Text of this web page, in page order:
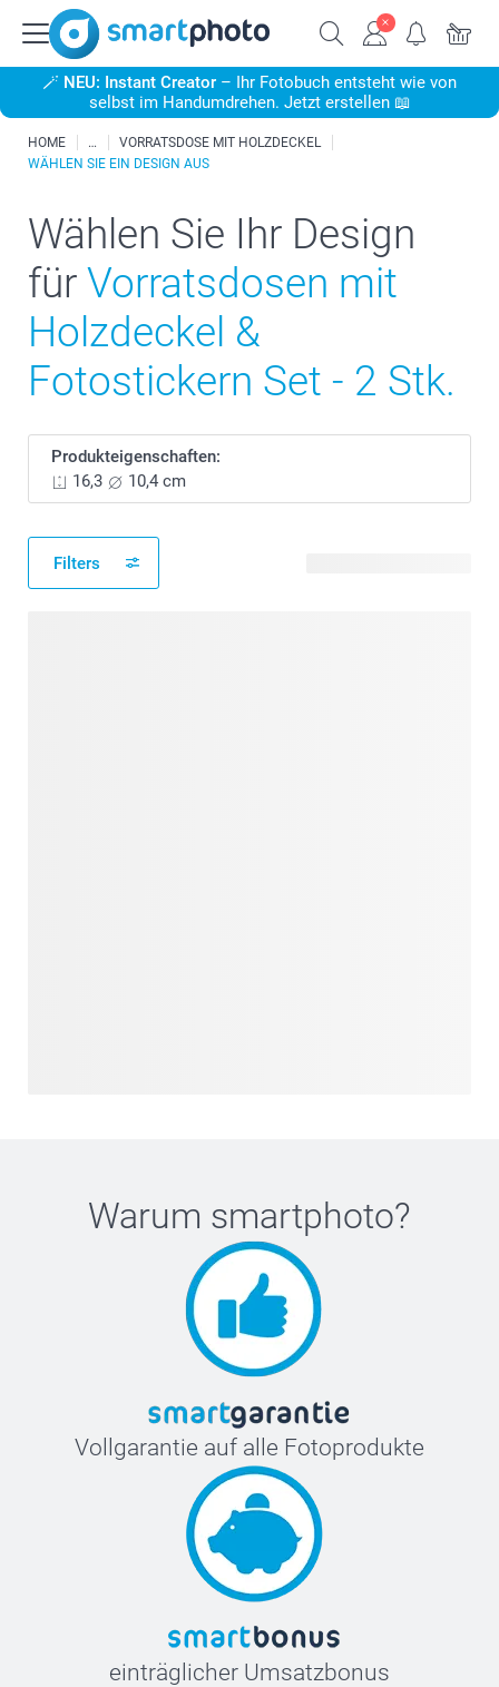
🪄 NEU: Instant Creator – Ihr Fotobuch entsteht wie von
selbst im Handumdrehen. Jetzt erstellen 📖
HOME
VORRATSDOSE MIT HOLZDECKEL
WÄHLEN SIE EIN DESIGN AUS
Wählen Sie Ihr Design
für Vorratsdosen mit
Holzdeckel &
Fotostickern Set - 2 Stk.
Produkteigenschaften:
16,3
10,4 cm
Filters
Warum smartphoto?
Vollgarantie auf alle Fotoprodukte
einträglicher Umsatzbonus